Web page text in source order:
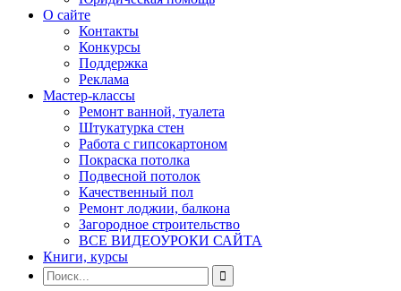
О сайте
Контакты
Конкурсы
Поддержка
Реклама
Мастер-классы
Ремонт ванной, туалета
Штукатурка стен
Работа с гипсокартоном
Покраска потолка
Подвесной потолок
Качественный пол
Ремонт лоджии, балкона
Загородное строительство
ВСЕ ВИДЕОУРОКИ САЙТА
Книги, курсы